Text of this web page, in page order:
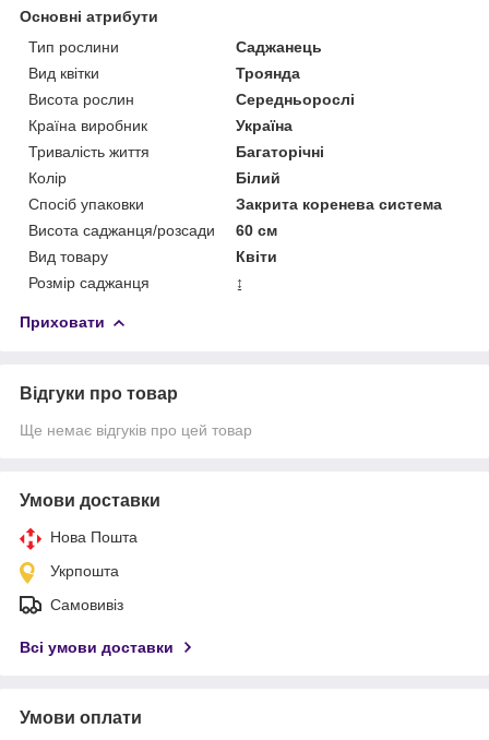
Основні атрибути
Тип рослини
Саджанець
Вид квітки
Троянда
Висота рослин
Середньорослі
Країна виробник
Україна
Тривалість життя
Багаторічні
Колір
Білий
Спосіб упаковки
Закрита коренева система
Висота саджанця/розсади
60 см
Вид товару
Квіти
Розмір саджанця
↨
Приховати
Відгуки про товар
Ще немає відгуків про цей товар
Умови доставки
Нова Пошта
Укрпошта
Самовивіз
Всі умови доставки
Умови оплати